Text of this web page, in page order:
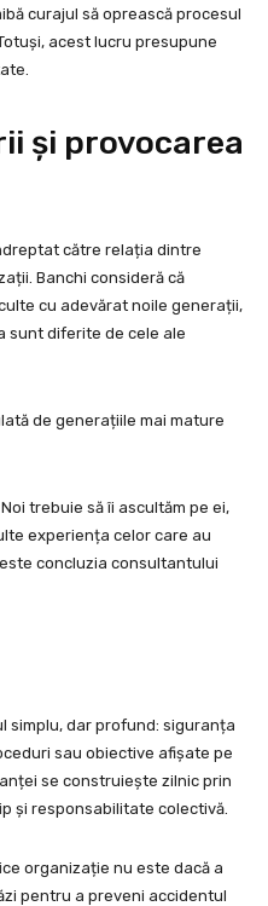
curajul să oprească procesul
acest lucru presupune
și provocarea
către relația dintre
Banchi consideră că
cu adevărat noile generații,
sunt diferite de cele ale
de generațiile mai mature
trebuie să îi ascultăm pe ei,
experiența celor care au
concluzia consultantului
simplu, dar profund: siguranța
sau obiective afișate pe
se construiește zilnic prin
și responsabilitate colectivă.
organizație nu este dacă a
pentru a preveni accidentul